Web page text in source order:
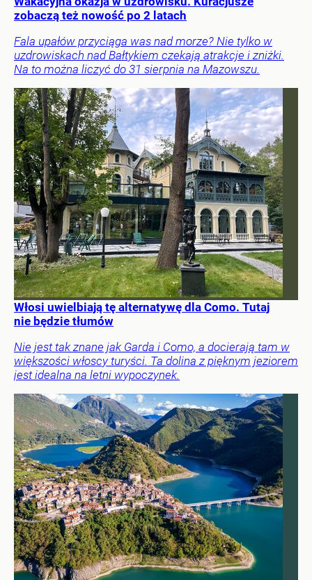
zobaczą też nowość po 2 latach
Fala upałów przyciąga was nad morze? Nie tylko w
uzdrowiskach nad Bałtykiem czekają atrakcje i zniżki.
Na to można liczyć do 31 sierpnia na Mazowszu.
Włosi uwielbiają tę alternatywę dla Como. Tutaj
nie będzie tłumów
Nie jest tak znane jak Garda i Como, a docierają tam w
większości włoscy turyści. Ta dolina z pięknym jeziorem
jest idealna na letni wypoczynek.